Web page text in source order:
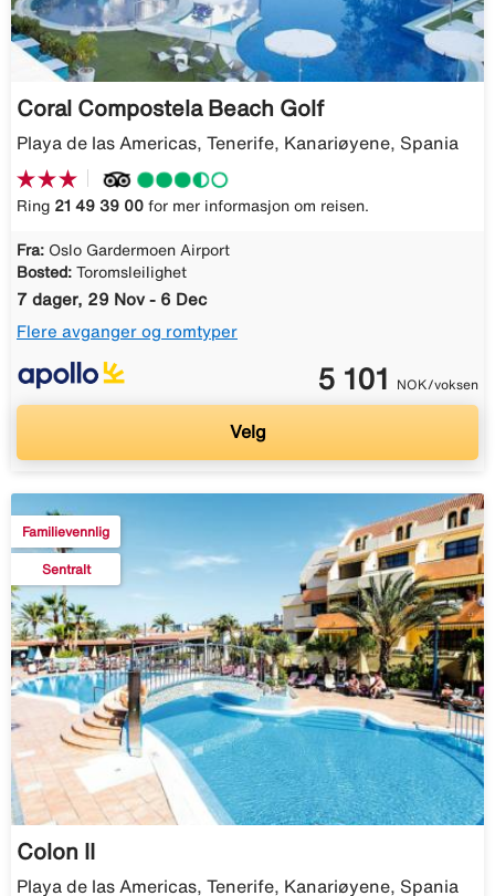
Coral Compostela Beach Golf
Playa de las Americas, Tenerife, Kanariøyene, Spania
Ring 21 49 39 00 for mer informasjon om reisen.
Fra: Oslo Gardermoen Airport
Bosted: Toromsleilighet
7 dager, 29 Nov - 6 Dec
Flere avganger og romtyper
5 101 NOK/voksen
Velg
Familievennlig
Sentralt
Colon II
Playa de las Americas, Tenerife, Kanariøyene, Spania